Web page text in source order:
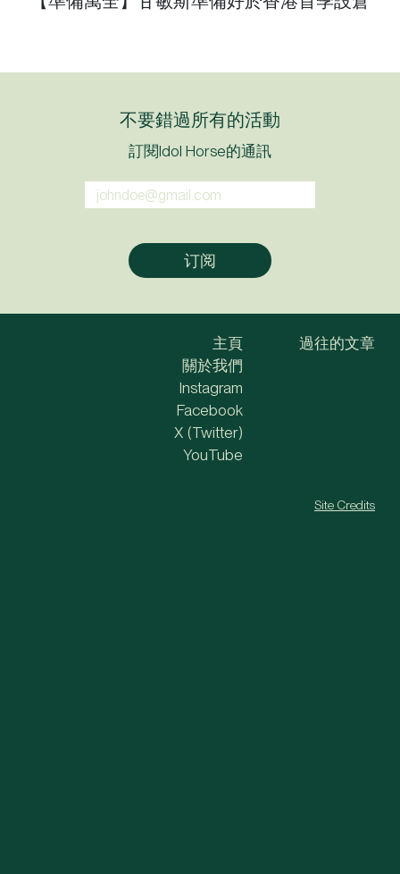
不要錯過所有的活動
訂閱Idol Horse的通訊
主頁
關於我們
過往的文章
Instagram
Facebook
X (Twitter)
YouTube
Site Credits